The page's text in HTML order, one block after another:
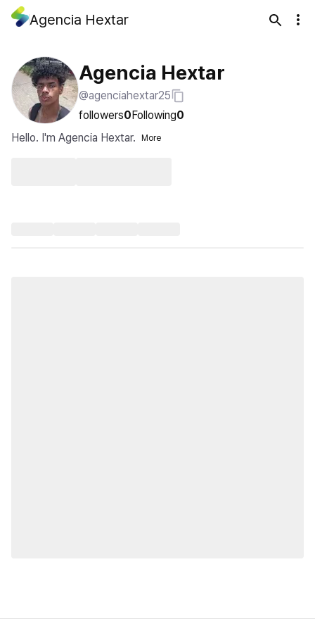
Agencia Hextar
Agencia Hextar
@agenciahextar25
followers0Following0
Hello. I'm Agencia Hextar.
More